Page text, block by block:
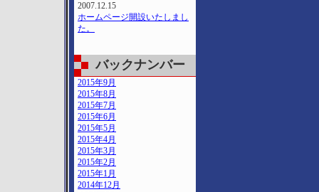
2007.12.15
ホームページ開設いたしまし
た。
バックナンバー
2015年9月
2015年8月
2015年7月
2015年6月
2015年5月
2015年4月
2015年3月
2015年2月
2015年1月
2014年12月